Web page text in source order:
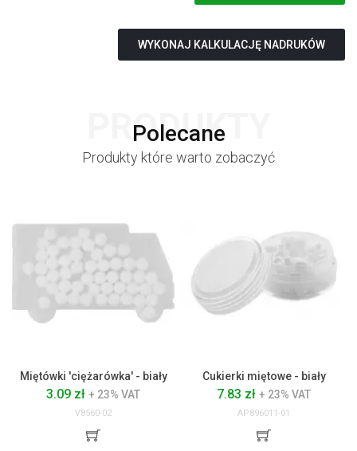
WYKONAJ KALKULACJĘ NADRUKÓW
Polecane
PRODUKTY
Produkty które warto zobaczyć
Miętówki 'ciężarówka' - biały
3.09 zł + 23% VAT
V8560-02
Cukierki miętowe - biały
7.83 zł + 23% VAT
AP896011-01